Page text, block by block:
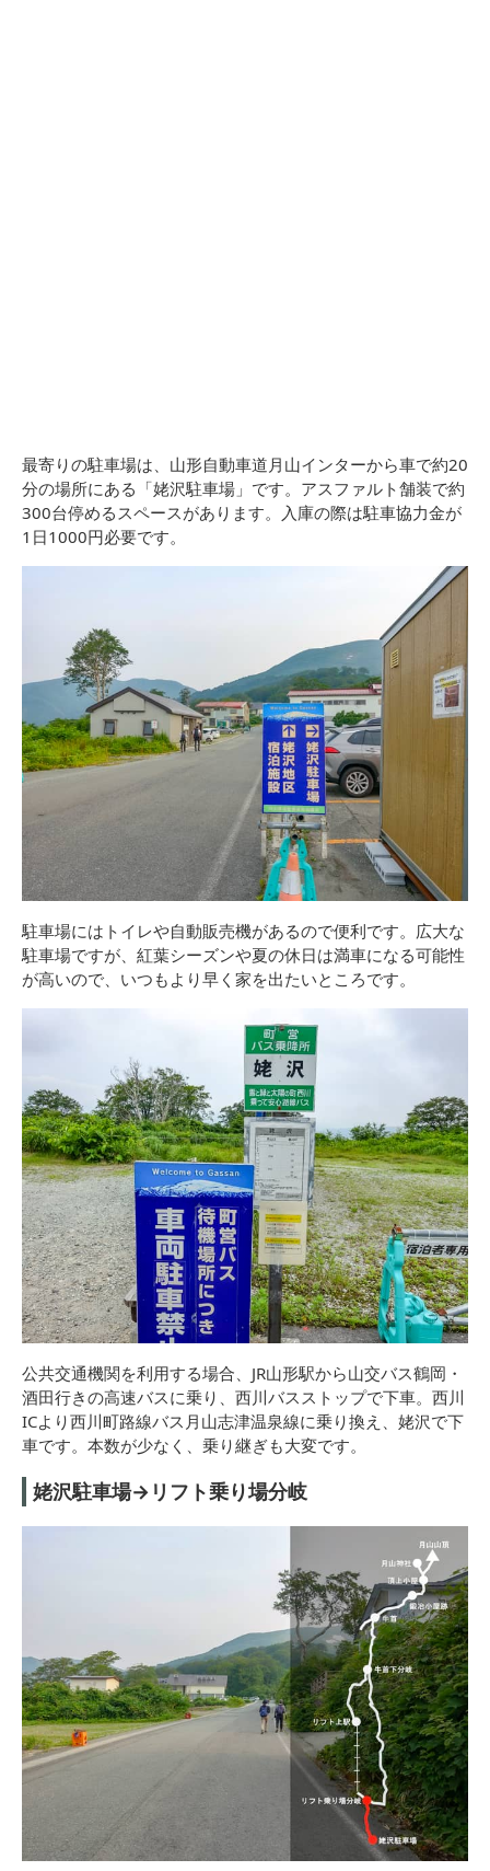
最寄りの駐車場は、山形自動車道月山インターから車で約20
分の場所にある「姥沢駐車場」です。アスファルト舗装で約
300台停めるスペースがあります。入庫の際は駐車協力金が
1日1000円必要です。
駐車場にはトイレや自動販売機があるので便利です。広大な
駐車場ですが、紅葉シーズンや夏の休日は満車になる可能性
が高いので、いつもより早く家を出たいところです。
公共交通機関を利用する場合、JR山形駅から山交バス鶴岡・
酒田行きの高速バスに乗り、西川バスストップで下車。西川
ICより西川町路線バス月山志津温泉線に乗り換え、姥沢で下
車です。本数が少なく、乗り継ぎも大変です。
姥沢駐車場→リフト乗り場分岐